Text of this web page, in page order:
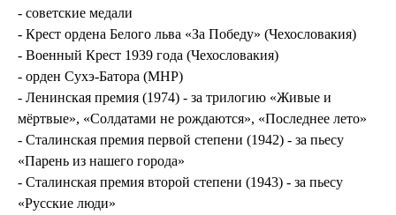
- советские медали
- Крест ордена Белого льва «За Победу» (Чехословакия)
- Военный Крест 1939 года (Чехословакия)
- орден Сухэ-Батора (МНР)
- Ленинская премия (1974) - за трилогию «Живые и
мёртвые», «Солдатами не рождаются», «Последнее лето»
- Сталинская премия первой степени (1942) - за пьесу
«Парень из нашего города»
- Сталинская премия второй степени (1943) - за пьесу
«Русские люди»